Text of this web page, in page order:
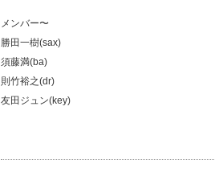
メンバー〜
勝田一樹(sax)
須藤満(ba)
則竹裕之(dr)
友田ジュン(key)